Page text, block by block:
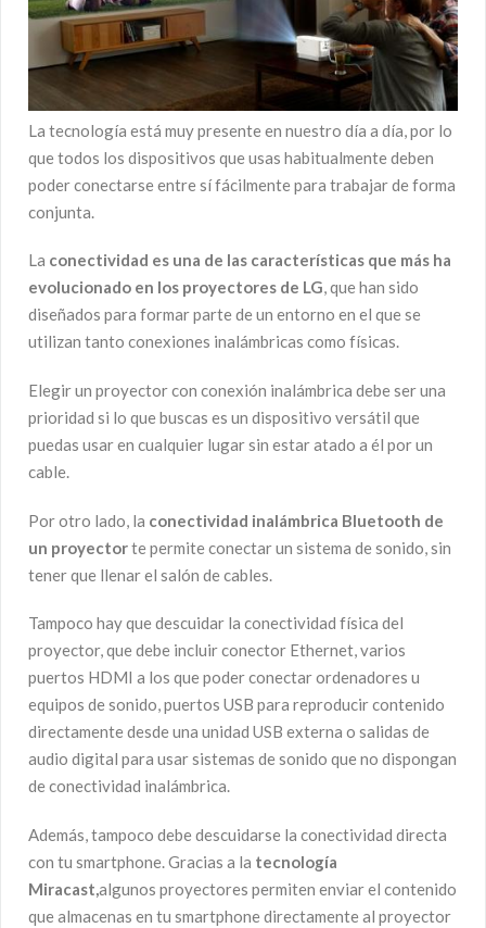
La tecnología está muy presente en nuestro día a día, por lo
que todos los dispositivos que usas habitualmente deben
poder conectarse entre sí fácilmente para trabajar de forma
conjunta.
La conectividad es una de las características que más ha
evolucionado en los proyectores de LG, que han sido
diseñados para formar parte de un entorno en el que se
utilizan tanto conexiones inalámbricas como físicas.
Elegir un proyector con conexión inalámbrica debe ser una
prioridad si lo que buscas es un dispositivo versátil que
puedas usar en cualquier lugar sin estar atado a él por un
cable.
Por otro lado, la conectividad inalámbrica Bluetooth de
un proyectorte permite conectar un sistema de sonido, sin
tener que llenar el salón de cables.
Tampoco hay que descuidar la conectividad física del
proyector, que debe incluir conector Ethernet, varios
puertos HDMI a los que poder conectar ordenadores u
equipos de sonido, puertos USB para reproducir contenido
directamente desde una unidad USB externa o salidas de
audio digital para usar sistemas de sonido que no dispongan
de conectividad inalámbrica.
Además, tampoco debe descuidarse la conectividad directa
con tu smartphone. Gracias a la tecnología
Miracast,algunos proyectores permiten enviar el contenido
que almacenas en tu smartphone directamente al proyector